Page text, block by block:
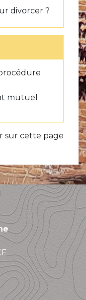
divorcer ?
mutuel
sur cette page